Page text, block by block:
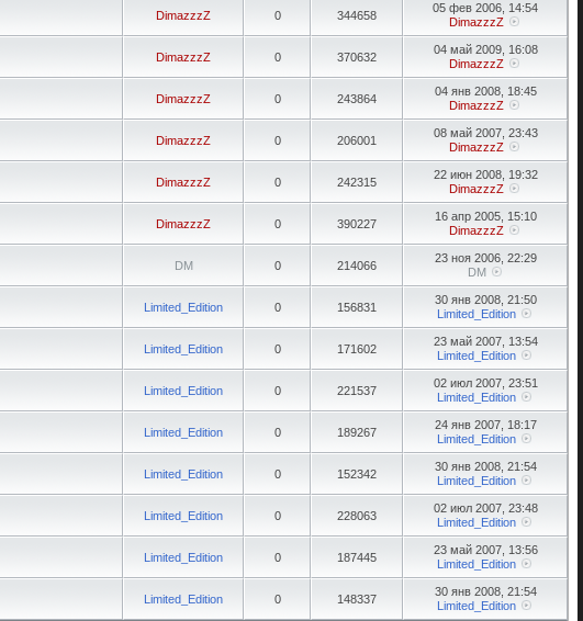
DimazzzZ 0 344658
05 фев 2006, 14:54
DimazzzZ
DimazzzZ 0 370632
04 май 2009, 16:08
DimazzzZ
DimazzzZ 0 243864
04 янв 2008, 18:45
DimazzzZ
DimazzzZ 0 206001
08 май 2007, 23:43
DimazzzZ
DimazzzZ 0 242315
22 июн 2008, 19:32
DimazzzZ
DimazzzZ 0 390227
16 апр 2005, 15:10
DimazzzZ
DM 0 214066
23 ноя 2006, 22:29
DM
Limited_Edition 0 156831
30 янв 2008, 21:50
Limited_Edition
Limited_Edition 0 171602
23 май 2007, 13:54
Limited_Edition
Limited_Edition 0 221537
02 июл 2007, 23:51
Limited_Edition
Limited_Edition 0 189267
24 янв 2007, 18:17
Limited_Edition
Limited_Edition 0 152342
30 янв 2008, 21:54
Limited_Edition
Limited_Edition 0 228063
02 июл 2007, 23:48
Limited_Edition
Limited_Edition 0 187445
23 май 2007, 13:56
Limited_Edition
Limited_Edition 0 148337
30 янв 2008, 21:54
Limited_Edition